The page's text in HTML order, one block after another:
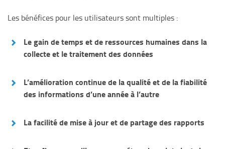
Les bénéfices pour les utilisateurs sont multiples :
Legain de temps et de ressources humaines dans la
collecte et le traitement des données
L’amélioration continue de la qualité et de la fiabilité
des informations d’une année à l’autre
Lafacilité de mise à jour et de partagedes rapports